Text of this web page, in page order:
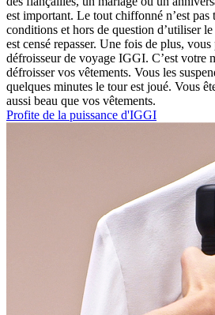
est important. Le tout chiffonné n’est pas
conditions et hors de question d’utiliser
est censé repasser. Une fois de plus,
défroisseur de voyage IGGI. C’est votre
défroisser vos vêtements. Vous les
quelques minutes le tour est joué. Vous
aussi beau que vos vêtements.
Profite de la puissance d'IGGI